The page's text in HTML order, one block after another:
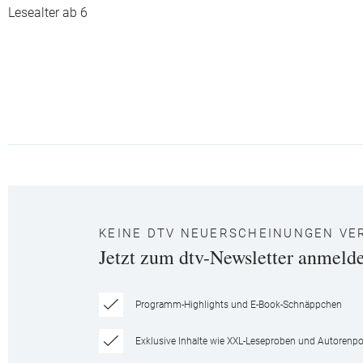
Lesealter ab 6
KEINE DTV NEUERSCHEINUNGEN
Jetzt zum dtv-Newsletter
Programm-Highlights und E-Book-Schnäppchen
Exklusive Inhalte wie XXL-Leseproben und